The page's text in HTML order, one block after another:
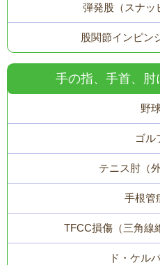
弾発股（スナッ
股関節インピン
手の指、手首、肘
野
ゴル
テニス肘（
手根管
TFCC損傷（三角線
ド・ケル